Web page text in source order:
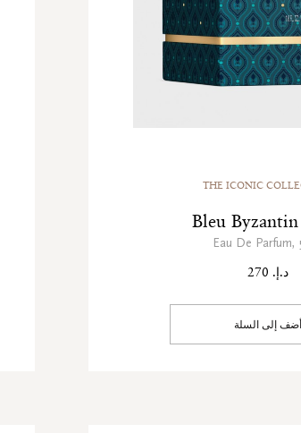
THE ICONIC
Bleu
Eau De Parfum,
د.إ. 270
أضف إلى السلة